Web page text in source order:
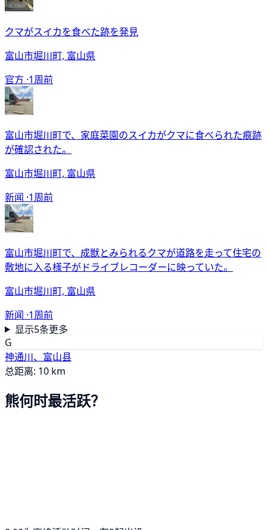
クマがスイカを食べた跡を発見
富山市堀川町, 富山県
官方 ·1周前
富山市堀川町で、家庭菜園のスイカがクマに食べられた痕跡
が確認された。
富山市堀川町, 富山県
新闻 ·1周前
富山市堀川町で、成獣とみられるクマが道路を走って住宅の
敷地に入る様子がドライブレコーダーに映っていた。
富山市堀川町, 富山県
新闻 ·1周前
显示5条更多
G
神通川、富山县
总距离: 10 km
熊何时最活跃？